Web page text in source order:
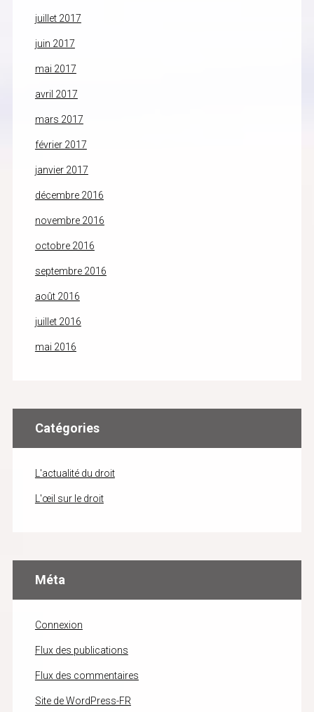
juillet 2017
juin 2017
mai 2017
avril 2017
mars 2017
février 2017
janvier 2017
décembre 2016
novembre 2016
octobre 2016
septembre 2016
août 2016
juillet 2016
mai 2016
Catégories
L'actualité du droit
L'œil sur le droit
Méta
Connexion
Flux des publications
Flux des commentaires
Site de WordPress-FR